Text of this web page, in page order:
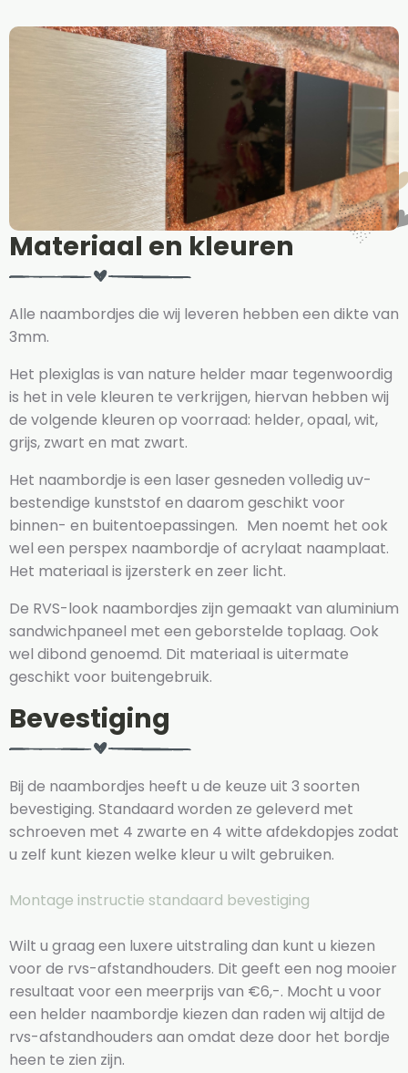
Materiaal en kleuren
Alle naambordjes die wij leveren hebben een dikte van
3mm.
Het plexiglas is van nature helder maar tegenwoordig
is het in vele kleuren te verkrijgen, hiervan hebben wij
de volgende kleuren op voorraad: helder, opaal, wit,
grijs, zwart en mat zwart.
Het naambordje is een laser gesneden volledig uv-
bestendige kunststof en daarom geschikt voor
binnen- en buitentoepassingen. Men noemt het ook
wel een perspex naambordje of acrylaat naamplaat.
Het materiaal is ijzersterk en zeer licht.
De RVS-look naambordjes zijn gemaakt van aluminium
sandwichpaneel met een geborstelde toplaag. Ook
wel dibond genoemd. Dit materiaal is uitermate
geschikt voor buitengebruik.
Bevestiging
Bij de naambordjes heeft u de keuze uit 3 soorten
bevestiging. Standaard worden ze geleverd met
schroeven met 4 zwarte en 4 witte afdekdopjes zodat
u zelf kunt kiezen welke kleur u wilt gebruiken.
Montage instructie standaard bevestiging
Wilt u graag een luxere uitstraling dan kunt u kiezen
voor de rvs-afstandhouders. Dit geeft een nog mooier
resultaat voor een meerprijs van €6,-. Mocht u voor
een helder naambordje kiezen dan raden wij altijd de
rvs-afstandhouders aan omdat deze door het bordje
heen te zien zijn.